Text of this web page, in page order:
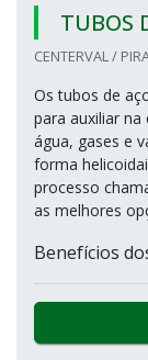
TUBOS
CENTERVAL /
Os tubos de
para auxiliar
água, gases e
forma
processo
as melhores
Benefícios